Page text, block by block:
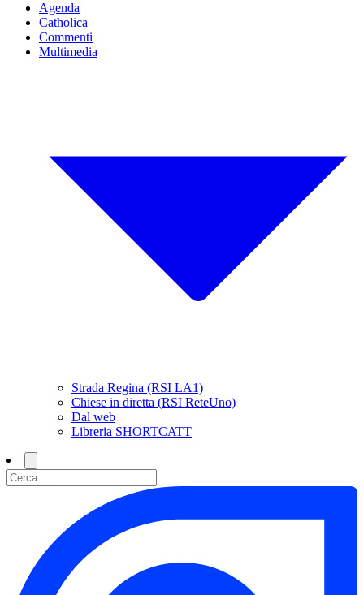
Agenda
Catholica
Commenti
Multimedia
Strada Regina (RSI LA1)
Chiese in diretta (RSI ReteUno)
Dal web
Libreria SHORTCATT